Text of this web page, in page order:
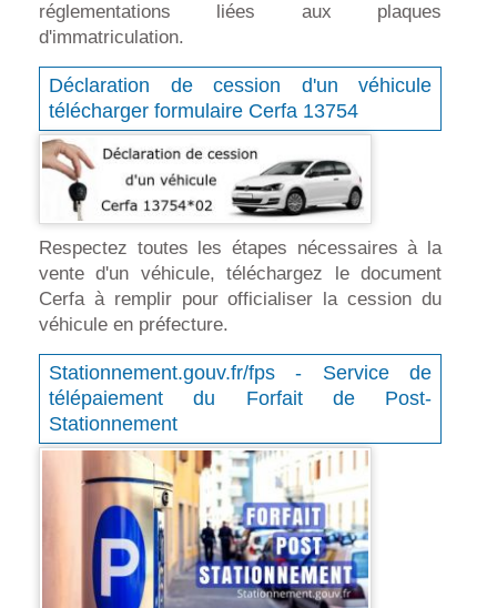
réglementations liées aux plaques
d'immatriculation.
Déclaration de cession d'un véhicule
télécharger formulaire Cerfa 13754
Respectez toutes les étapes nécessaires à la
vente d'un véhicule, téléchargez le document
Cerfa à remplir pour officialiser la cession du
véhicule en préfecture.
Stationnement.gouv.fr/fps - Service de
télépaiement du Forfait de Post-
Stationnement